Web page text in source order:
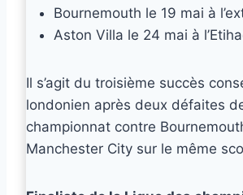
Bournemouth le 19 mai à
Aston Villa le 24 mai à
Il s’agit du troisième succès
londonien après deux défaites
championnat contre
Manchester City sur le même